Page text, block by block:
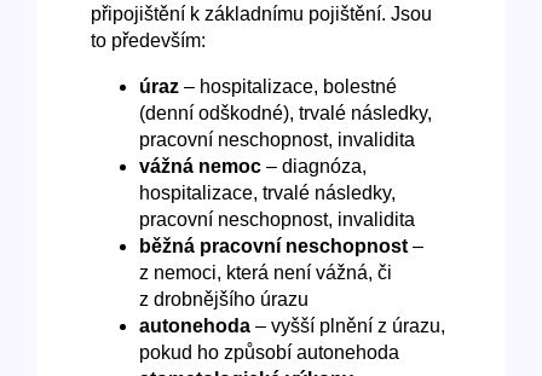
připojištění k základnímu pojištění. Jsou
to především:
úraz – hospitalizace, bolestné
(denní odškodné), trvalé následky,
pracovní neschopnost, invalidita
vážná nemoc – diagnóza,
hospitalizace, trvalé následky,
pracovní neschopnost, invalidita
běžná pracovní neschopnost –
z nemoci, která není vážná, či
z drobnějšího úrazu
autonehoda – vyšší plnění z úrazu,
pokud ho způsobí autonehoda